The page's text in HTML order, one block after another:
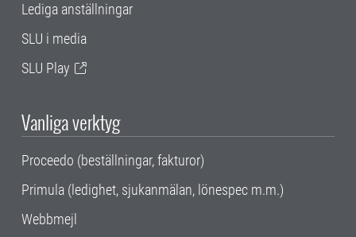
Lediga anställningar
SLU i media
SLU Play
Vanliga verktyg
Proceedo (beställningar, fakturor)
Primula (ledighet, sjukanmälan, lönespec m.m.)
Webbmejl